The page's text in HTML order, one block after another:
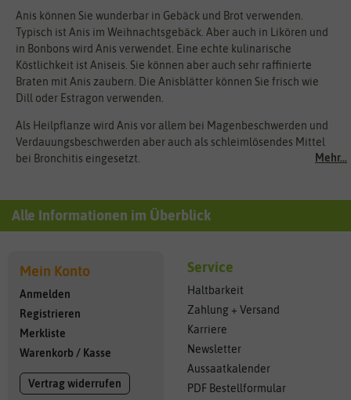
Mehr...
Anis können Sie wunderbar in Gebäck und Brot verwenden.
Typisch ist Anis im Weihnachtsgebäck. Aber auch in Likören und
in Bonbons wird Anis verwendet. Eine echte kulinarische
Köstlichkeit ist Aniseis. Sie können aber auch sehr raffinierte
Braten mit Anis zaubern. Die Anisblätter können Sie frisch wie
Dill oder Estragon verwenden.
Als Heilpflanze wird Anis vor allem bei Magenbeschwerden und
Verdauungsbeschwerden aber auch als schleimlösendes Mittel
bei Bronchitis eingesetzt.
Alle Informationen im Überblick
Mein Konto
Anmelden
Registrieren
Merkliste
Warenkorb / Kasse
Vertrag widerrufen
Service
Haltbarkeit
Zahlung + Versand
Karriere
Newsletter
Aussaatkalender
PDF Bestellformular